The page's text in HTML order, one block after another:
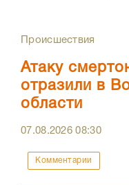
Происшествия
Атаку
отразили в
области
07.08.202608:30
Комментарии